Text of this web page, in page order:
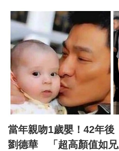
當年親吻1歲嬰！42年後
劉德華 「超高顏值如兄